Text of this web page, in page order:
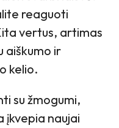
reaguoti
vertus, artimas
aiškumo ir
kelio.
su žmogumi,
įkvepia naujai